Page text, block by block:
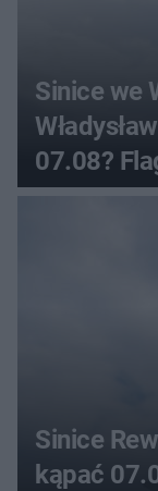
Sinice we
07.08?
Sinice
kąpać